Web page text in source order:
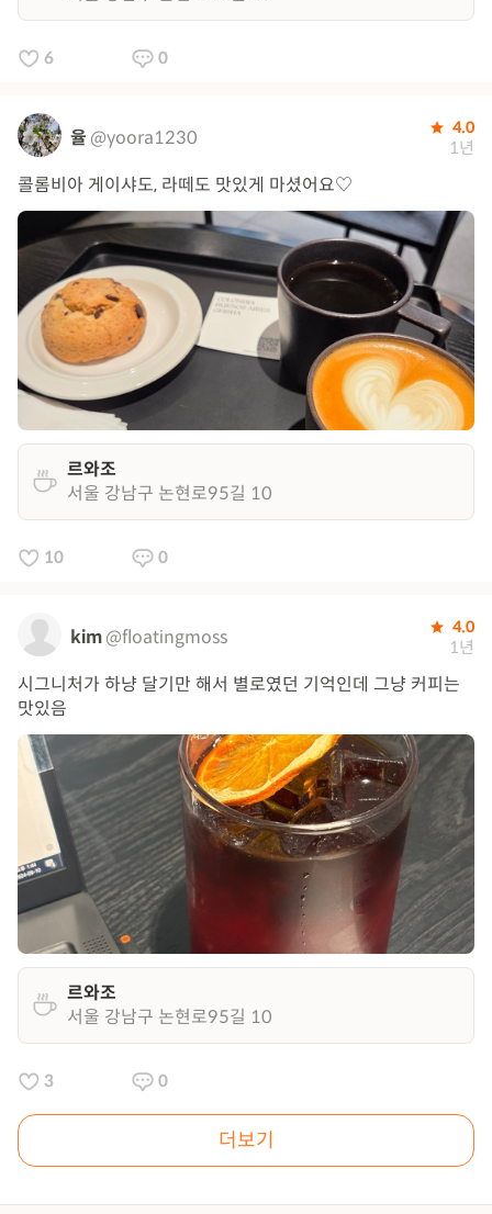
6 0
율 @yoora1230 4.0
1년
콜롬비아 게이샤도, 라떼도 맛있게 마셨어요♡
르와조
서울 강남구 논현로95길 10
10 0
kim@floatingmoss 4.0
1년
시그니처가 하냥 달기만 해서 별로였던 기억인데 그냥 커피는
맛있음
르와조
서울 강남구 논현로95길 10
3 0
더보기